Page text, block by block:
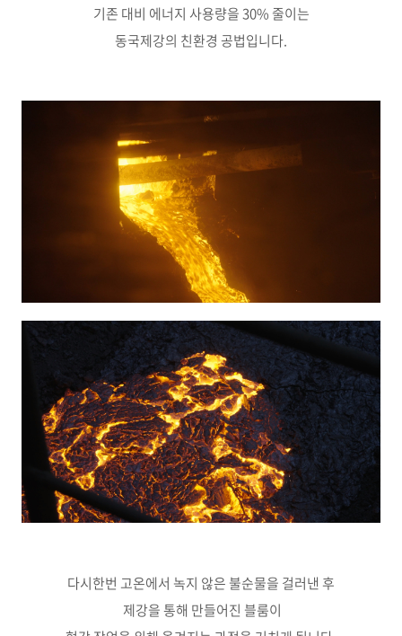
기존 대비 에너지 사용량을 30% 줄이는
동국제강의 친환경 공법입니다.
다시한번 고온에서 녹지 않은 불순물을 걸러낸 후
제강을 통해 만들어진 블룸이